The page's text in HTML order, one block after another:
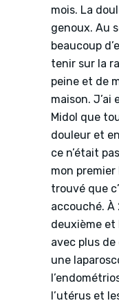
mois. La
genoux. Au
beaucoup
tenir sur la
peine et de
maison. J’ai
Midol que
douleur et
ce n’était
mon premier
trouvé que
accouché. À
deuxième et
avec plus
une
l’utérus et